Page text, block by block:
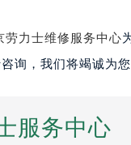
劳力士维修服务中心
询，我们将竭诚为您
服务中心